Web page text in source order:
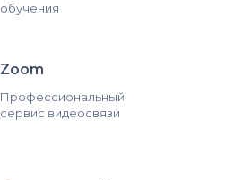
обучения
Zoom
Профессиональный
сервис видеосвязи